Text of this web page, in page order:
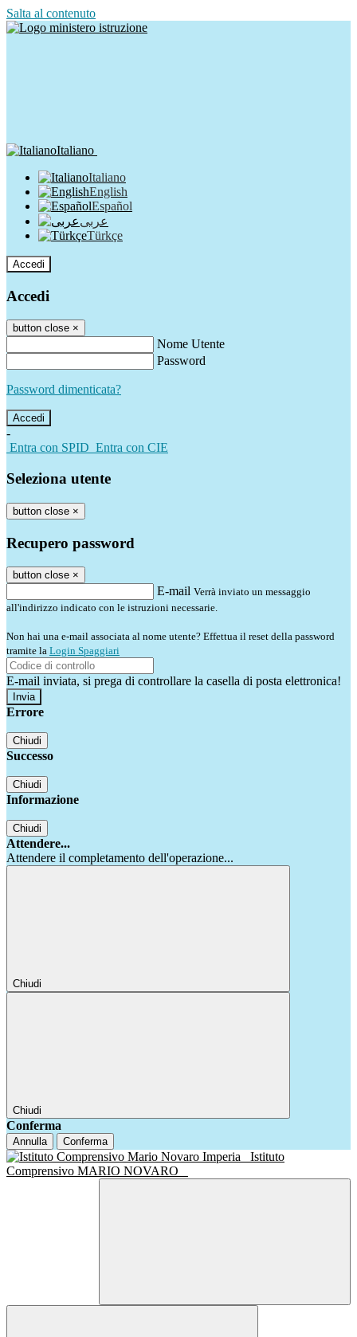
Salta al contenuto
Italiano
Italiano
English
Español
عربى
Türkçe
Accedi
Accedi
button close ×
Nome Utente
Password
Password dimenticata?
-
Entra con SPID Entra con CIE
Seleziona utente
button close ×
Recupero password
button close ×
E-mail Verrà inviato un messaggio
all'indirizzo indicato con le istruzioni necessarie.
Non hai una e-mail associata al nome utente? Effettua il reset della password
tramite la Login Spaggiari
E-mail inviata, si prega di controllare la casella di posta elettronica!
Errore
Chiudi
Successo
Chiudi
Informazione
Chiudi
Attendere...
Attendere il completamento dell'operazione...
Chiudi
Chiudi
Conferma
Annulla Conferma
Istituto
Comprensivo MARIO NOVARO